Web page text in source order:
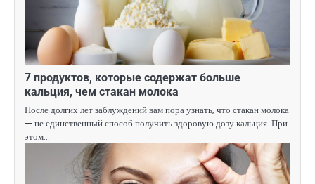
7 продуктов, которые содержат больше
кальция, чем стакан молока
После долгих лет заблуждений вам пора узнать, что стакан молока
— не единственный способ получить здоровую дозу кальция. При
этом…